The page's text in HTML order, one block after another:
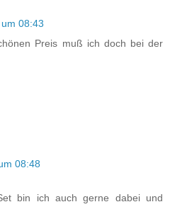
08:43
Preis muß ich doch bei der
08:48
bin ich auch gerne dabei und